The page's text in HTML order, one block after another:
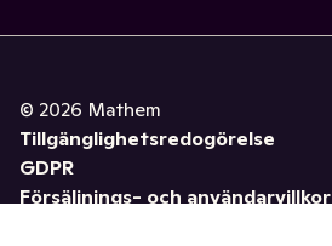
© 2026 Mathem
Tillgänglighetsredogörelse
GDPR
Försäljnings- och användarvillkor